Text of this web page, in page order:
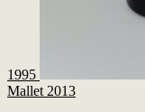
1995
Mallet 2013